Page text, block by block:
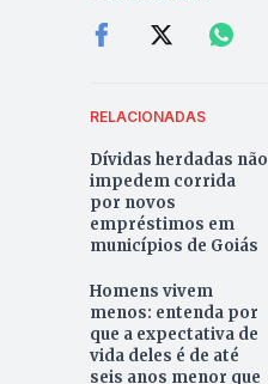
RELACIONADAS
Dívidas herdadas não
impedem corrida
por novos
empréstimos em
municípios de Goiás
Homens vivem
menos: entenda por
que a expectativa de
vida deles é de até
seis anos menor que